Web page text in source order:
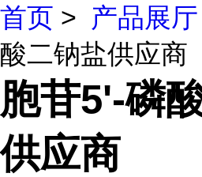
首页 > 产品展厅
酸二钠盐供应商
胞苷5'-磷
供应商